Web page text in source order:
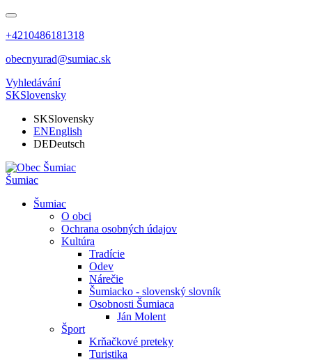
+4210486181318
obecnyurad@sumiac.sk
Vyhledávání
SKSlovensky
SKSlovensky
ENEnglish
DEDeutsch
Šumiac
Šumiac
O obci
Ochrana osobných údajov
Kultúra
Tradície
Odev
Nárečie
Šumiacko - slovenský slovník
Osobnosti Šumiaca
Ján Molent
Šport
Krňačkové preteky
Turistika